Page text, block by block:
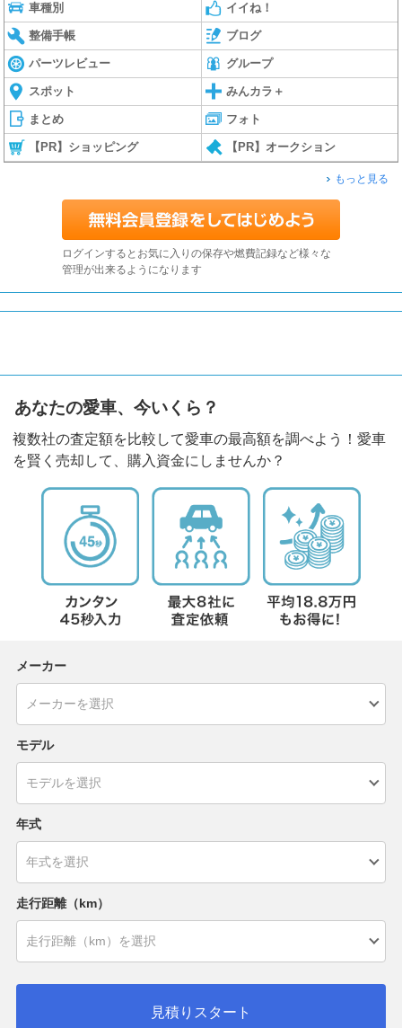
車種別 イイね！
整備手帳 ブログ
パーツレビュー グループ
スポット みんカラ＋
まとめ フォト
【PR】ショッピング 【PR】オークション
もっと見る
ログインするとお気に入りの保存や燃費記録など様々な
管理が出来るようになります
あなたの愛車、今いくら？
複数社の査定額を比較して愛車の最高額を調べよう！愛車
を賢く売却して、購入資金にしませんか？
メーカー
モデル
年式
走行距離（km）
見積りスタート